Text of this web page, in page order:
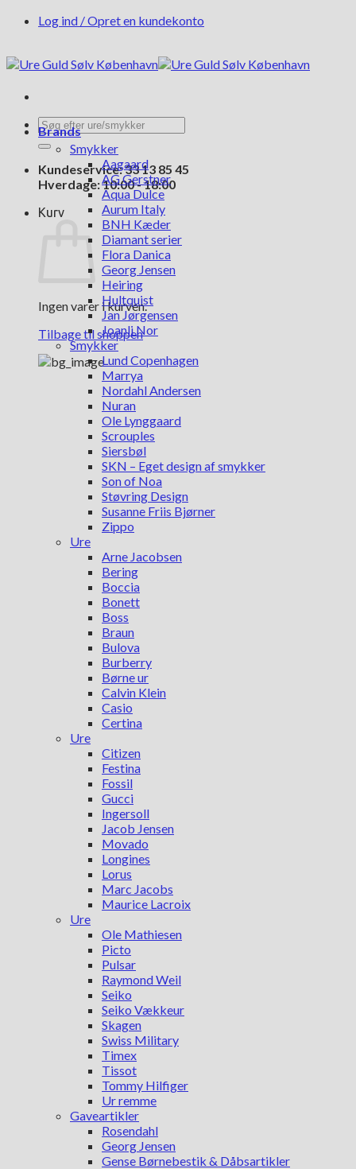
FortsætLog ind / Opret en kundekonto
Søg
efter:
Kundeservice: 33 13 85 45
Hverdage: 10:00 - 18:00
Kurv
Ingen varer i kurven.
Tilbage til shoppen
Brands
Smykker
Aagaard
AG Gerstner
Aqua Dulce
Aurum Italy
BNH Kæder
Diamant serier
Flora Danica
Georg Jensen
Heiring
Hultquist
Jan Jørgensen
Joanli Nor
Smykker
Lund Copenhagen
Marrya
Nordahl Andersen
Nuran
Ole Lynggaard
Scrouples
Siersbøl
SKN – Eget design af smykker
Son of Noa
Støvring Design
Susanne Friis Bjørner
Zippo
Ure
Arne Jacobsen
Bering
Boccia
Bonett
Boss
Braun
Bulova
Burberry
Børne ur
Calvin Klein
Casio
Certina
Ure
Citizen
Festina
Fossil
Gucci
Ingersoll
Jacob Jensen
Movado
Longines
Lorus
Marc Jacobs
Maurice Lacroix
Ure
Ole Mathiesen
Picto
Pulsar
Raymond Weil
Seiko
Seiko Vækkeur
Skagen
Swiss Military
Timex
Tissot
Tommy Hilfiger
Ur remme
Gaveartikler
Rosendahl
Georg Jensen
Gense Børnebestik & Dåbsartikler